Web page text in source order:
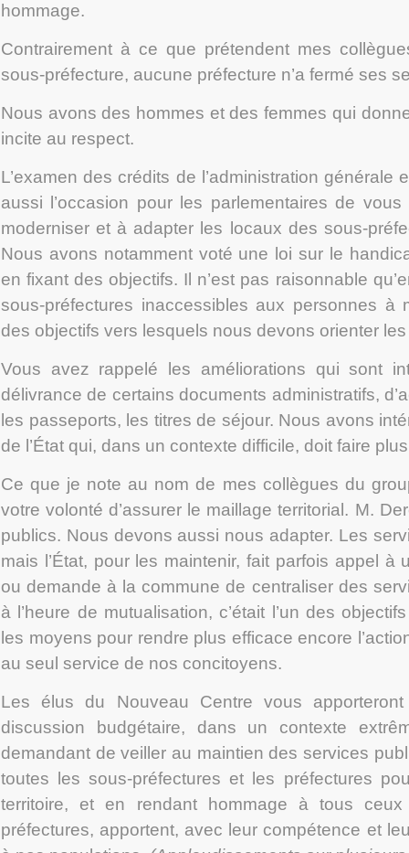
hommage.
Contrairement à ce que prétendent mes
sous-préfecture, aucune préfecture n’a fermé ses
Nous avons des hommes et des femmes qui
incite au respect.
L’examen des crédits de l’administration générale
aussi l’occasion pour les parlementaires de
moderniser et à adapter les locaux des sous-
Nous avons notamment voté une loi sur le
en fixant des objectifs. Il n’est pas raisonnable
sous-préfectures inaccessibles aux personnes à
des objectifs vers lesquels nous devons orienter
Vous avez rappelé les améliorations qui sont
délivrance de certains documents administratifs,
les passeports, les titres de séjour. Nous avons
de l’État qui, dans un contexte difficile, doit faire
Ce que je note au nom de mes collègues du
votre volonté d’assurer le maillage territorial. M.
publics. Nous devons aussi nous adapter. Les
mais l’État, pour les maintenir, fait parfois appel à
ou demande à la commune de centraliser des
à l’heure de mutualisation, c’était l’un des
les moyens pour rendre plus efficace encore
au seul service de nos concitoyens.
Les élus du Nouveau Centre vous
discussion budgétaire, dans un contexte
demandant de veiller au maintien des services
toutes les sous-préfectures et les préfectures
territoire, et en rendant hommage à tous
préfectures, apportent, avec leur compétence et